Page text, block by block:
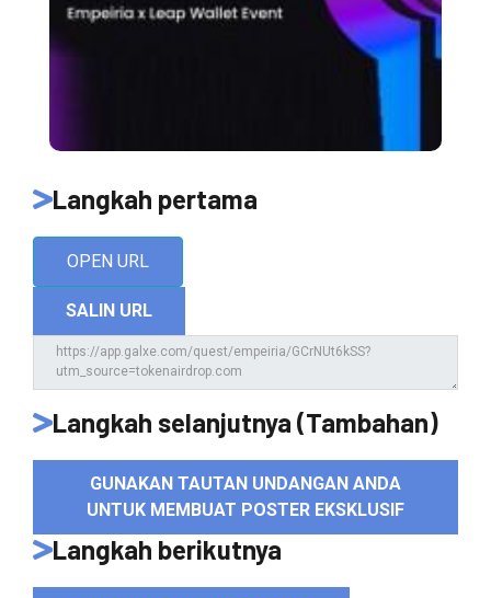
Langkah pertama
OPEN URL
SALIN URL
Langkah selanjutnya (Tambahan)
GUNAKAN TAUTAN UNDANGAN ANDA
UNTUK MEMBUAT POSTER EKSKLUSIF
Langkah berikutnya